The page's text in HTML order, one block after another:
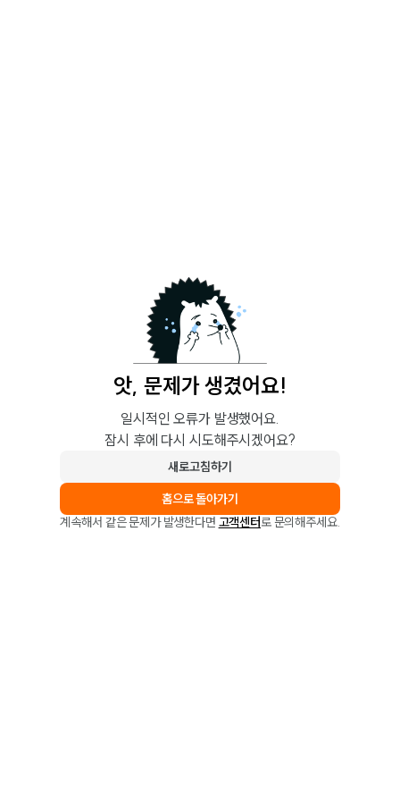
앗, 문제가 생겼어요!
일시적인 오류가 발생했어요.
잠시 후에 다시 시도해주시겠어요?
새로고침하기
홈으로 돌아가기
계속해서 같은 문제가 발생한다면 고객센터로 문의해주세요.